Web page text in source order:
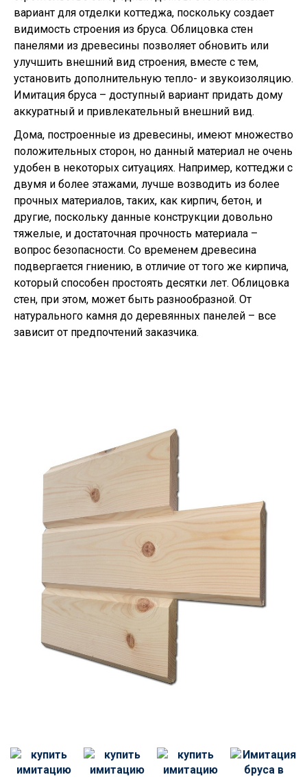
вариант для отделки коттеджа, поскольку создает
видимость строения из бруса. Облицовка стен
панелями из древесины позволяет обновить или
улучшить внешний вид строения, вместе с тем,
установить дополнительную тепло- и звукоизоляцию.
Имитация бруса – доступный вариант придать дому
аккуратный и привлекательный внешний вид.
Дома, построенные из древесины, имеют множество
положительных сторон, но данный материал не очень
удобен в некоторых ситуациях. Например, коттеджи с
двумя и более этажами, лучше возводить из более
прочных материалов, таких, как кирпич, бетон, и
другие, поскольку данные конструкции довольно
тяжелые, и достаточная прочность материала –
вопрос безопасности. Со временем древесина
подвергается гниению, в отличие от того же кирпича,
который способен простоять десятки лет. Облицовка
стен, при этом, может быть разнообразной. От
натурального камня до деревянных панелей – все
зависит от предпочтений заказчика.